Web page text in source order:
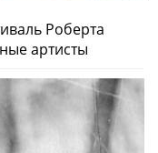
Роберта
артисты